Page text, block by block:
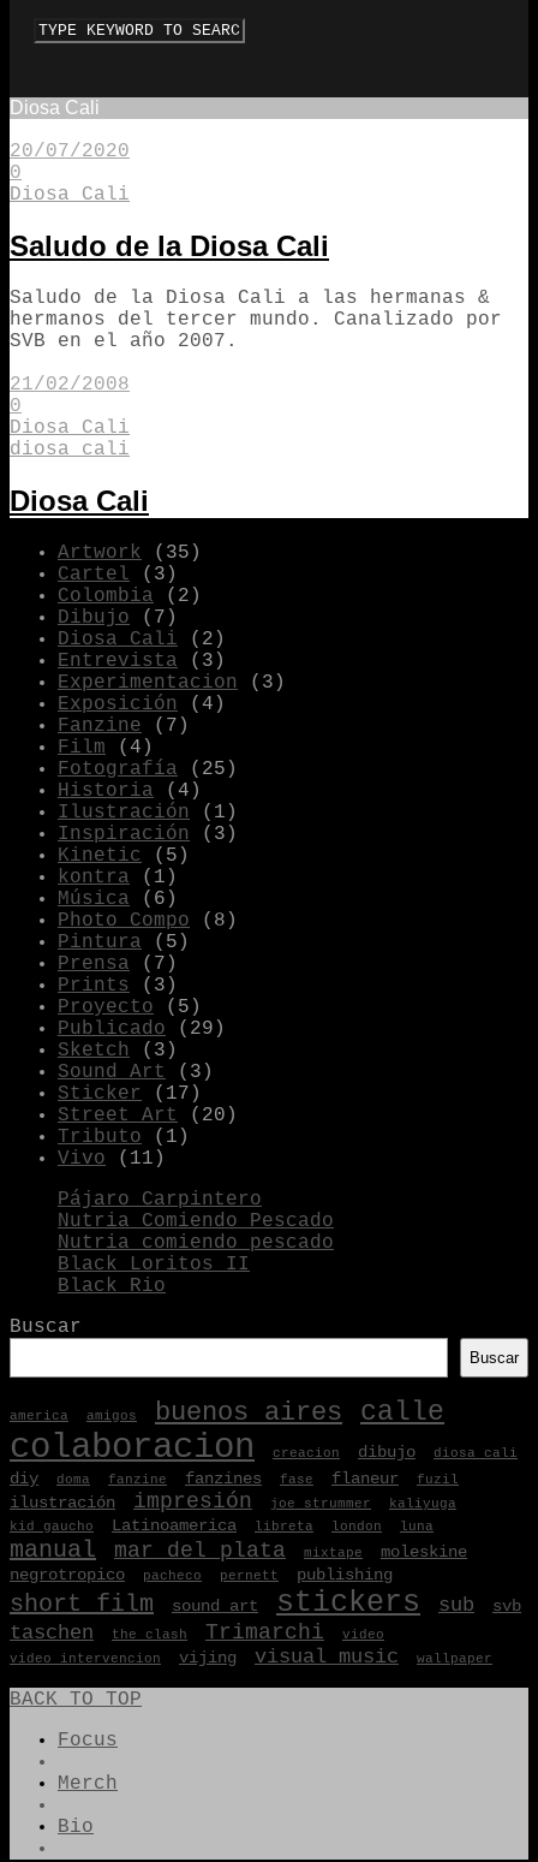
Diosa Cali
20/07/2020
0
Diosa Cali
Saludo de la Diosa Cali
Saludo de la Diosa Cali a las hermanas &
hermanos del tercer mundo. Canalizado por
SVB en el año 2007.
21/02/2008
0
Diosa Cali
diosa cali
Diosa Cali
Artwork (35)
Cartel (3)
Colombia (2)
Dibujo (7)
Diosa Cali (2)
Entrevista (3)
Experimentacion
(3)
Exposición
(4)
Fanzine (7)
Film (4)
Fotografía (25)
Historia (4)
Ilustración
(1)
Inspiración
(3)
Kinetic
(5)
kontra (1)
Música (6)
Photo Compo (8)
Pintura (5)
Prensa (7)
Prints
(3)
Proyecto (5)
Publicado (29)
Sketch
(3)
Sound Art
(3)
Sticker
(17)
Street Art
(20)
Tributo (1)
Vivo (11)
Pájaro Carpintero
Nutria Comiendo Pescado
Nutria comiendo pescado
Black Loritos II
Black Rio
Buscar
Buscar
america amigos buenos aires calle
colaboracion creacion dibujo diosa cali
diy doma fanzine fanzines fase flaneur fuzil
ilustración impresión joe strummer
kaliyuga
kid gaucho
Latinoamerica libreta london luna
manual mar del plata mixtape
moleskine
negrotropico
pacheco pernett publishing
short film sound art stickers sub svb
taschen the clash Trimarchi
video
video intervencion
vijing visual music wallpaper
BACK TO TOP
Focus
Merch
Bio